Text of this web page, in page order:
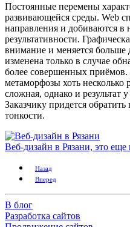
Постоянные перемены
развивающейся среды. Web
направления и добиваются в
результативности.
внимание и меняется больше
изменена только в случае
более совершенных приёмов.
метаморфозы хоть несколько
сложная, однако и результат
Заказчику придется
тонкости.
Веб-дизайн в Рязани, это еще
Назад
Вперед
В блог
Разработка сайтов